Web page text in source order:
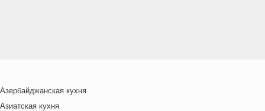
Азербайджанская кухня
Азиатская кухня